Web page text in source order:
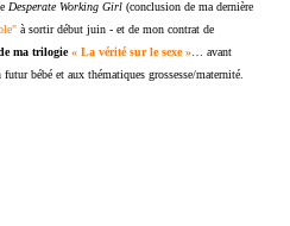
Desperate Working Girl (conclusion de ma dernière
à sortir début juin - et de mon contrat de
ma trilogie« La vérité sur le sexe » … avant
bébé et aux thématiques grossesse/maternité.